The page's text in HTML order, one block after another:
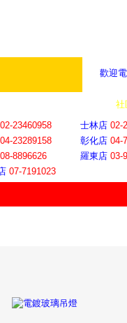
歡迎
社
02-23460958 士林店 02-
04-23289158 彰化店 04-
08-8896626 羅東店 03-
07-7191023